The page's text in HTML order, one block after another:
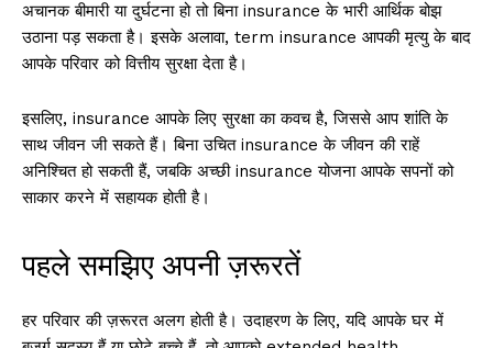
अचानक बीमारी या दुर्घटना हो तो बिना insurance के भारी आर्थिक बोझ
उठाना पड़ सकता है। इसके अलावा, term insurance आपकी मृत्यु के बाद
आपके परिवार को वित्तीय सुरक्षा देता है।
इसलिए, insurance आपके लिए सुरक्षा का कवच है, जिससे आप शांति के
साथ जीवन जी सकते हैं। बिना उचित insurance के जीवन की राहें
अनिश्चित हो सकती हैं, जबकि अच्छी insurance योजना आपके सपनों को
साकार करने में सहायक होती है।
पहले समझिए अपनी ज़रूरतें
हर परिवार की ज़रूरत अलग होती है। उदाहरण के लिए, यदि आपके घर में